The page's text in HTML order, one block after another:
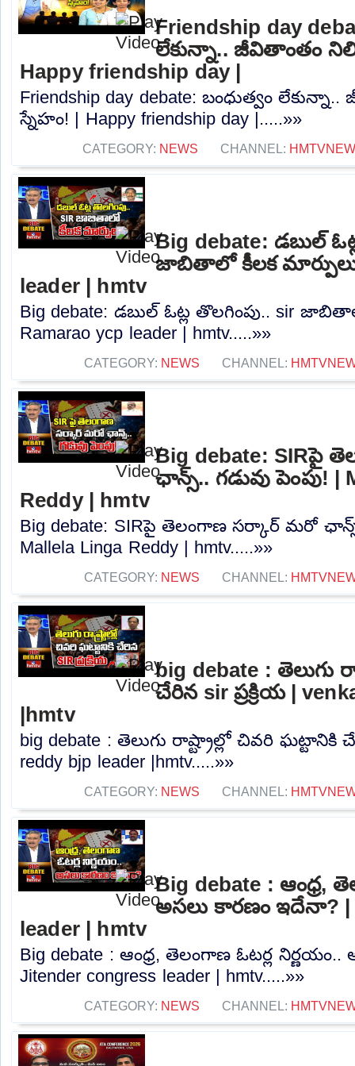
Friendship day
లేకున్నా.. జీవితాంతం
Happy friendship day |
Friendship day debate: బంధుత్వం
స్నేహం! | Happy friendship day |.....»»
CATEGORY: NEWS CHANNEL:
Big debate: డబుల్
జాబితాలో కీలక
leader | hmtv
Big debate: డబుల్ ఓట్ల తొలగింపు.. sir
Ramarao ycp leader | hmtv.....»»
CATEGORY: NEWS CHANNEL:
Big debate: SIRపై
ఛాన్స్.. గడువు పెంపు! |
Reddy | hmtv
Big debate: SIRపై తెలంగాణ సర్కార్ మరో
Mallela Linga Reddy | hmtv.....»»
CATEGORY: NEWS CHANNEL:
big debate : తెలుగు
చేరిన sir ప్రక్రియ |
|hmtv
big debate : తెలుగు రాష్ట్రాల్లో చివరి ఘట్టానికి
reddy bjp leader |hmtv.....»»
CATEGORY: NEWS CHANNEL:
Big debate : ఆంధ్ర,
అసలు కారణం ఇదేనా? |
leader | hmtv
Big debate : ఆంధ్ర, తెలంగాణ ఓటర్ల
Jitender congress leader | hmtv.....»»
CATEGORY: NEWS CHANNEL: